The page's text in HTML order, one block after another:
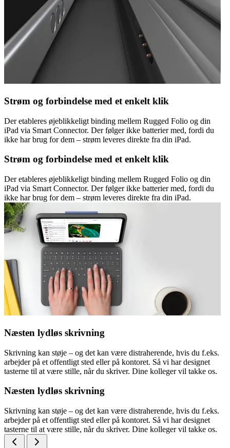
Strøm og forbindelse med et enkelt klik
Der etableres øjeblikkeligt binding mellem Rugged Folio og din
iPad via Smart Connector. Der følger ikke batterier med, fordi du
ikke har brug for dem – strøm leveres direkte fra din iPad.
Strøm og forbindelse med et enkelt klik
Der etableres øjeblikkeligt binding mellem Rugged Folio og din
iPad via Smart Connector. Der følger ikke batterier med, fordi du
ikke har brug for dem – strøm leveres direkte fra din iPad.
Næsten lydløs skrivning
Skrivning kan støje – og det kan være distraherende, hvis du f.eks.
arbejder på et offentligt sted eller på kontoret. Så vi har designet
tasterne til at være stille, når du skriver. Dine kolleger vil takke os.
Næsten lydløs skrivning
Skrivning kan støje – og det kan være distraherende, hvis du f.eks.
arbejder på et offentligt sted eller på kontoret. Så vi har designet
tasterne til at være stille, når du skriver. Dine kolleger vil takke os.